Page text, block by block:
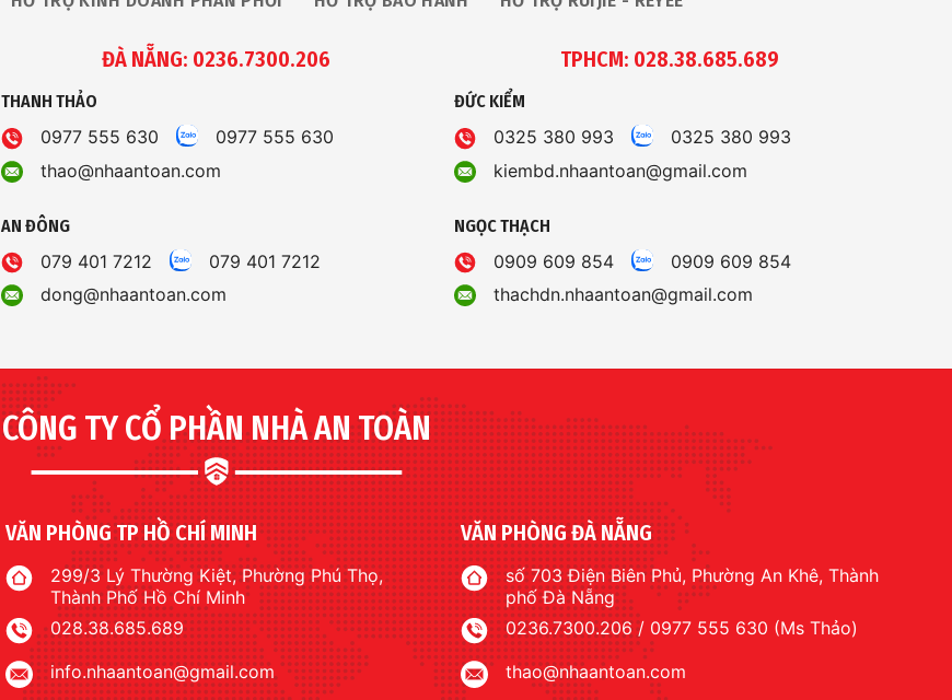
ĐÀ NẴNG: 0236.7300.206
THANH THẢO
0977 555 630
0977 555 630
thao@nhaantoan.com
AN ĐÔNG
079 401 7212
079 401 7212
dong@nhaantoan.com
TPHCM: 028.38.685.689
ĐỨC KIỂM
0325 380 993
0325 380 993
kiembd.nhaantoan@gmail.com
NGỌC THẠCH
0909 609 854
0909 609 854
thachdn.nhaantoan@gmail.com
CÔNG TY CỔ PHẦN NHÀ AN TOÀN
VĂN PHÒNG TP HỒ CHÍ MINH
299/3 Lý Thường Kiệt, Phường Phú Thọ,
Thành Phố Hồ Chí Minh
028.38.685.689
info.nhaantoan@gmail.com
VĂN PHÒNG ĐÀ NẴNG
số 703 Điện Biên Phủ, Phường An Khê, Thành
phố Đà Nẵng
0236.7300.206 / 0977 555 630 (Ms Thảo)
thao@nhaantoan.com